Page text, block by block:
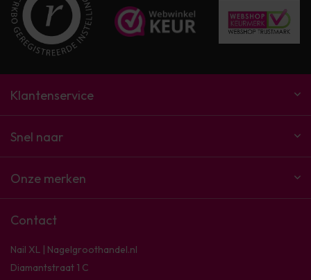
Klantenservice
Snel naar
Onze merken
Contact
Nail XL | Nagelgroothandel.nl
Diamantstraat 1 C